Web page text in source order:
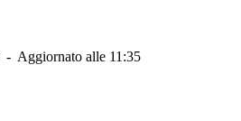
- Aggiornato alle 11:35